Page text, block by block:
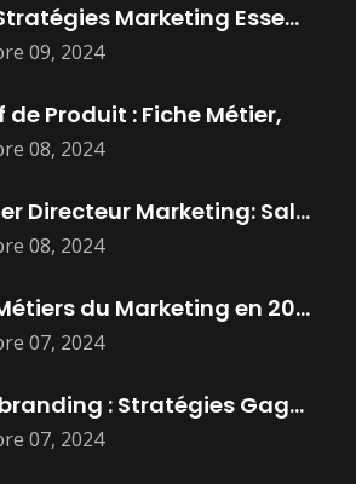
09, 2024
Les Stratégies Marketing Essentielles Pour Dominer
08, 2024
de Produit : Fiche Métier,
08, 2024
Métier Directeur Marketing: Salaire, Mission, et
07, 2024
Les Métiers du Marketing en 2025
07, 2024
Co-branding : Stratégies Gagnantes pour Booster